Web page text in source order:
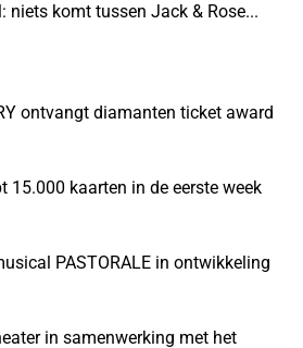
niets komt tussen Jack & Rose...
ontvangt diamanten ticket award
15.000 kaarten in de eerste week
PASTORALE in ontwikkeling
in samenwerking met het